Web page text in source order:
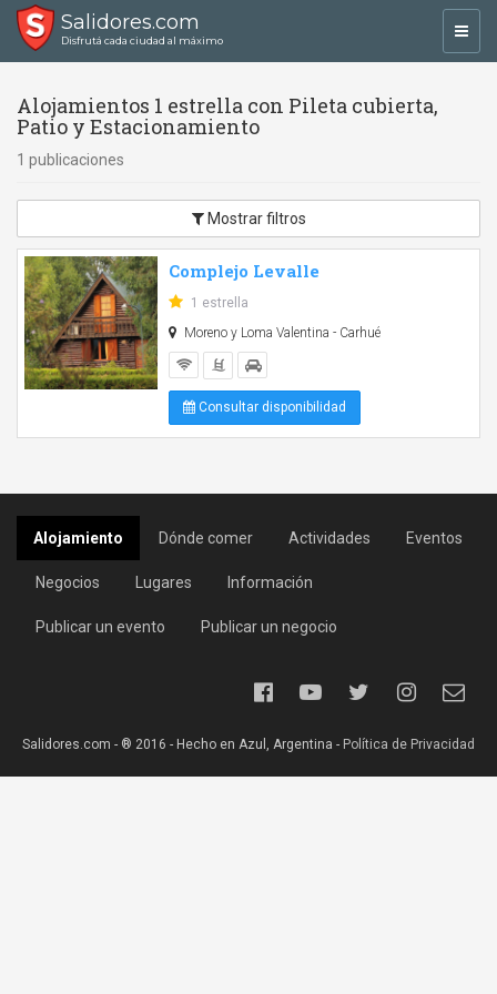
Salidores.com
Disfrutá cada ciudad al máximo
Alojamientos 1 estrella con Pileta cubierta,
Patio y Estacionamiento
1 publicaciones
Mostrar filtros
Complejo Levalle
1 estrella
Moreno y Loma Valentina - Carhué
Consultar disponibilidad
Alojamiento Dónde comer Actividades Eventos
Negocios Lugares Información
Publicar un evento Publicar un negocio
Salidores.com - ® 2016 - Hecho en Azul, Argentina - Política de Privacidad